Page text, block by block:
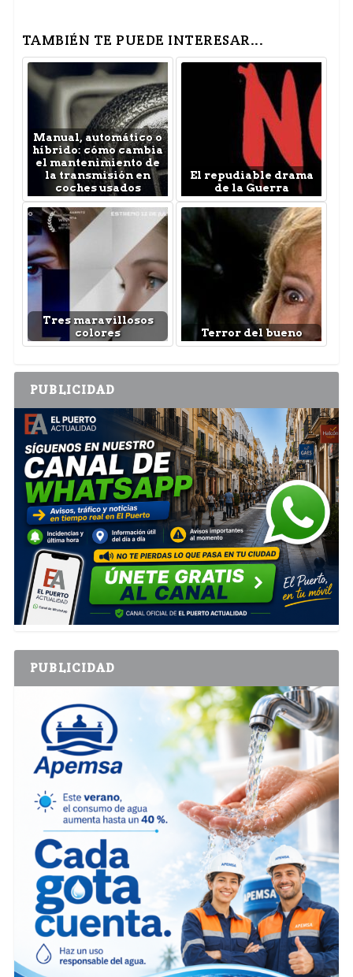
TAMBIÉN TE PUEDE INTERESAR...
Manual, automático o
híbrido: cómo cambia
el mantenimiento de
la transmisión en
coches usados
El repudiable drama
de la Guerra
Tres maravillosos
colores
Terror del bueno
PUBLICIDAD
PUBLICIDAD